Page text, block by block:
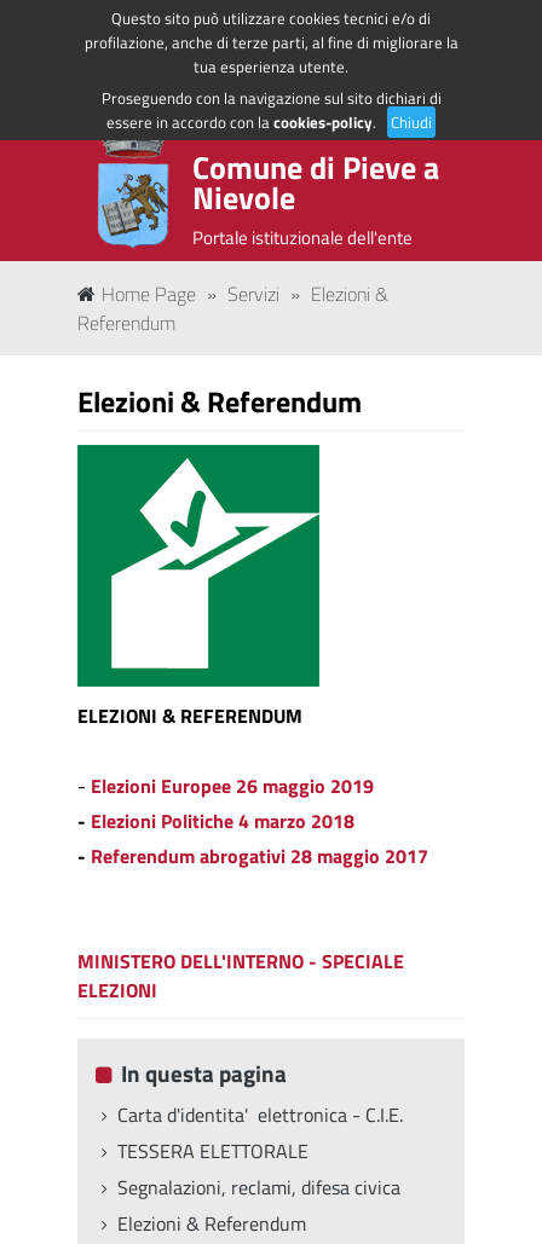
Questo sito può utilizzare cookies tecnici e/o di
profilazione, anche di terze parti, al fine di migliorare la
tua esperienza utente.
Proseguendo con la navigazione sul sito dichiari di
essere in accordo con lacookies-policy. Chiudi
Regione Toscana Accedi ai servizi
Comune di Pieve a
Nievole
Portale istituzionale dell'ente
Home Page » Servizi » Elezioni &
Referendum
Elezioni & Referendum
ELEZIONI & REFERENDUM
- Elezioni Europee 26 maggio 2019
- Elezioni Politiche 4 marzo 2018
- Referendum abrogativi 28 maggio 2017
MINISTERO DELL'INTERNO - SPECIALE
ELEZIONI
In questa pagina
Carta d'identita' elettronica - C.I.E.
TESSERA ELETTORALE
Segnalazioni, reclami, difesa civica
Elezioni & Referendum